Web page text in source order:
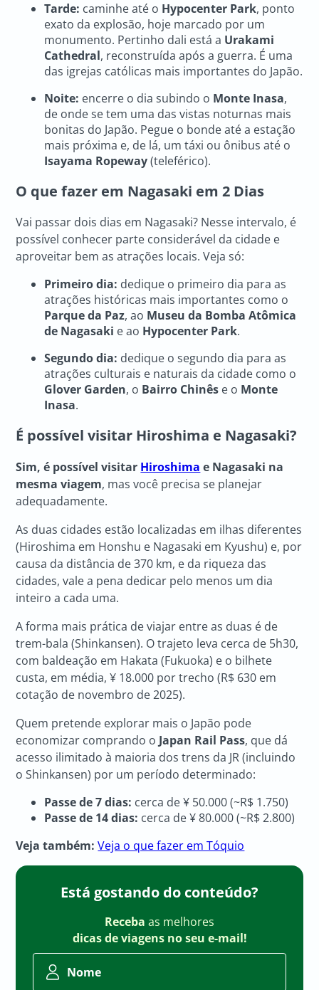
Tarde: caminhe até o Hypocenter Park, ponto
exato da explosão, hoje marcado por um
monumento. Pertinho dali está a Urakami
Cathedral, reconstruída após a guerra. É uma
das igrejas católicas mais importantes do Japão.
Noite: encerre o dia subindo o Monte Inasa,
de onde se tem uma das vistas noturnas mais
bonitas do Japão. Pegue o bonde até a estação
mais próxima e, de lá, um táxi ou ônibus até o
Isayama Ropeway(teleférico).
O que fazer em Nagasaki em 2 Dias
Vai passar dois dias em Nagasaki? Nesse intervalo, é
possível conhecer parte considerável da cidade e
aproveitar bem as atrações locais. Veja só:
Primeiro dia: dedique o primeiro dia para as
atrações históricas mais importantes como o
Parque da Paz, ao Museu da Bomba Atômica
de Nagasaki e ao Hypocenter Park.
Segundo dia: dedique o segundo dia para as
atrações culturais e naturais da cidade como o
Glover Garden, o Bairro Chinês e o Monte
Inasa.
É possível visitar Hiroshima e Nagasaki?
Sim, é possível visitar Hiroshima e Nagasaki na
mesma viagem, mas você precisa se planejar
adequadamente.
As duas cidades estão localizadas em ilhas diferentes
(Hiroshima em Honshu e Nagasaki em Kyushu) e, por
causa da distância de 370 km, e da riqueza das
cidades, vale a pena dedicar pelo menos um dia
inteiro a cada uma.
A forma mais prática de viajar entre as duas é de
trem-bala (Shinkansen). O trajeto leva cerca de 5h30,
com baldeação em Hakata (Fukuoka) e o bilhete
custa, em média, ¥ 18.000 por trecho (R$ 630 em
cotação de novembro de 2025).
Quem pretende explorar mais o Japão pode
economizar comprando o Japan Rail Pass, que dá
acesso ilimitado à maioria dos trens da JR (incluindo
o Shinkansen) por um período determinado:
Passe de 7 dias: cerca de ¥ 50.000 (~R$ 1.750)
Passe de 14 dias: cerca de ¥ 80.000 (~R$ 2.800)
Veja também: Veja o que fazer em Tóquio
Está gostando do conteúdo?
Receba as melhores
dicas de viagens no seu e-mail!
Nome